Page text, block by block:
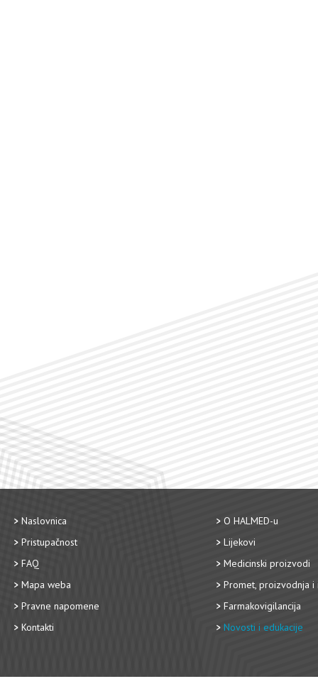
Naslovnica
Pristupačnost
FAQ
Mapa weba
Pravne napomene
Kontakti
O HALMED-u
Lijekovi
Medicinski proizvodi
Promet, proizvodnja i
Farmakovigilancija
Novosti i edukacije